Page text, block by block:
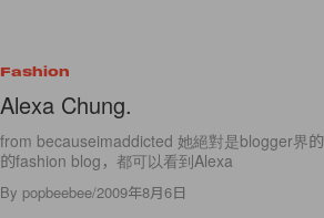
Fashion
Alexa Chung.
from becauseimaddicted 她絕對是blogger界
的fashion blog，都可以看到Alexa
By popbeebee/2009年8月6日